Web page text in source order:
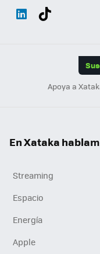
Apoya a
En Xataka
Streaming
Espacio
Energía
Apple